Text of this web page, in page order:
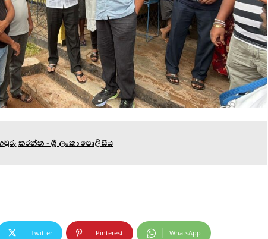
කරන්න - ශ්‍රී ලංකා පොලිසිය
Twitter Pinterest WhatsApp